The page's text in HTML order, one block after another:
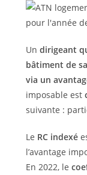
Un dirigeant
bâtiment de
via un
imposable est
suivante :
Le RC indexé
l’avantage
En 2022, le